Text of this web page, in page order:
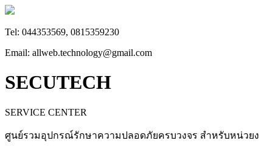
Tel: 044353569, 0815359230
Email: allweb.technology@gmail.com
SECUTECH
SERVICE CENTER
ศูนย์รวมอุปกรณ์รักษาความปลอดภัยครบวงจร สำหรับหน่วย